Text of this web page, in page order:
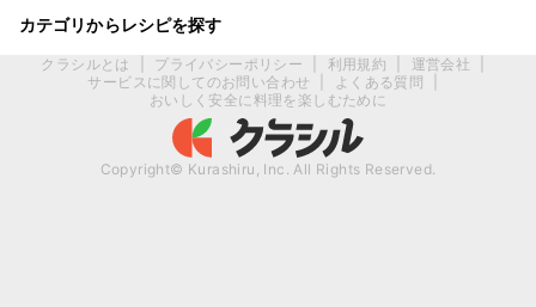
カテゴリからレシピを探す
クラシルとは プライバシーポリシー 利用規約 運営会社
サービスに関してのお問い合わせ
よくある質問
おいしく安全に料理を楽しむために
Copyright© Kurashiru, Inc. All Rights Reserved.